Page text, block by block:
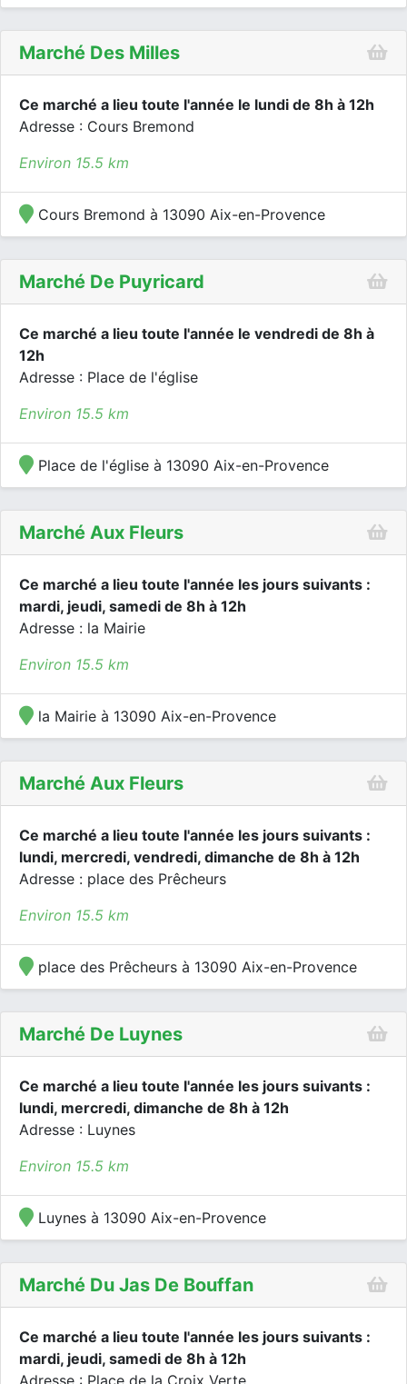
Marché Des Milles
Ce marché a lieu toute l'année le lundi de 8h à 12h
Adresse : Cours Bremond
Environ 15.5 km
Cours Bremond à 13090 Aix-en-Provence
Marché De Puyricard
Ce marché a lieu toute l'année le vendredi de 8h à
12h
Adresse : Place de l'église
Environ 15.5 km
Place de l'église à 13090 Aix-en-Provence
Marché Aux Fleurs
Ce marché a lieu toute l'année les jours suivants :
mardi, jeudi, samedi de 8h à 12h
Adresse : la Mairie
Environ 15.5 km
la Mairie à 13090 Aix-en-Provence
Marché Aux Fleurs
Ce marché a lieu toute l'année les jours suivants :
lundi, mercredi, vendredi, dimanche de 8h à 12h
Adresse : place des Prêcheurs
Environ 15.5 km
place des Prêcheurs à 13090 Aix-en-Provence
Marché De Luynes
Ce marché a lieu toute l'année les jours suivants :
lundi, mercredi, dimanche de 8h à 12h
Adresse : Luynes
Environ 15.5 km
Luynes à 13090 Aix-en-Provence
Marché Du Jas De Bouffan
Ce marché a lieu toute l'année les jours suivants :
mardi, jeudi, samedi de 8h à 12h
Adresse : Place de la Croix Verte